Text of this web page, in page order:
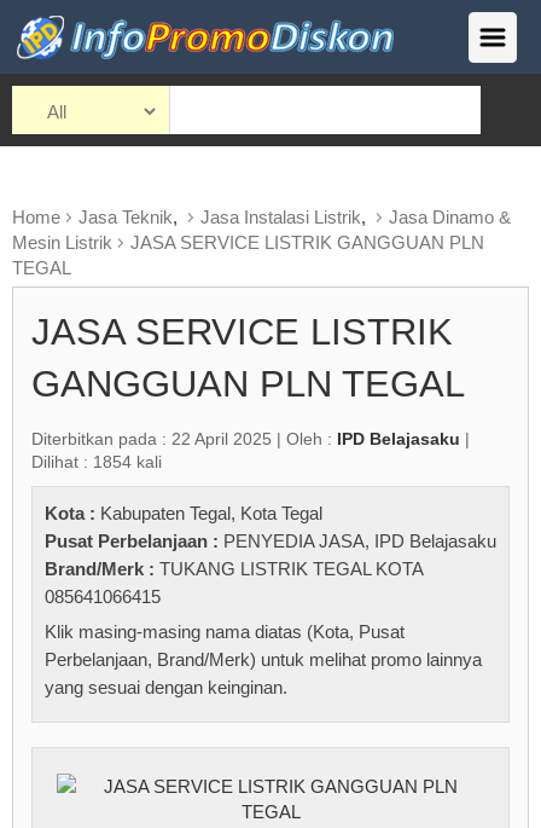
Home Jasa Teknik, Jasa Instalasi Listrik,
Jasa Dinamo &
Mesin Listrik
JASA SERVICE LISTRIK GANGGUAN PLN
TEGAL
JASA SERVICE LISTRIK
GANGGUAN PLN TEGAL
Diterbitkan pada : 22 April 2025 | Oleh : IPD Belajasaku |
Dilihat : 1854 kali
Kota : Kabupaten Tegal, Kota Tegal
Pusat Perbelanjaan : PENYEDIA JASA, IPD Belajasaku
Brand/Merk : TUKANG LISTRIK TEGAL KOTA
085641066415
Klik masing-masing nama diatas (Kota, Pusat
Perbelanjaan, Brand/Merk) untuk melihat promo lainnya
yang sesuai dengan keinginan.